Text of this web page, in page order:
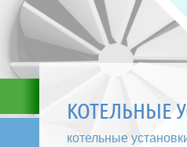
КОТЕЛЬНЫЕ
котельные